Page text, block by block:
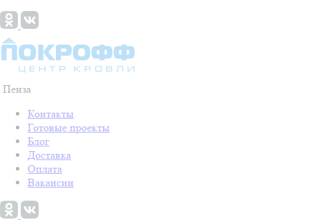
Пенза
Контакты
Готовые проекты
Блог
Доставка
Оплата
Вакансии